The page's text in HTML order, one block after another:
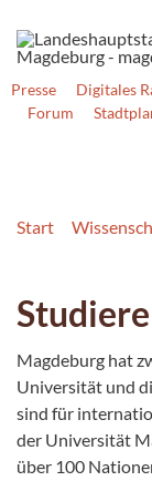
Presse Digitales
Forum
Start
Magdeburg hat
Universität und
sind für
der Universität
über 100